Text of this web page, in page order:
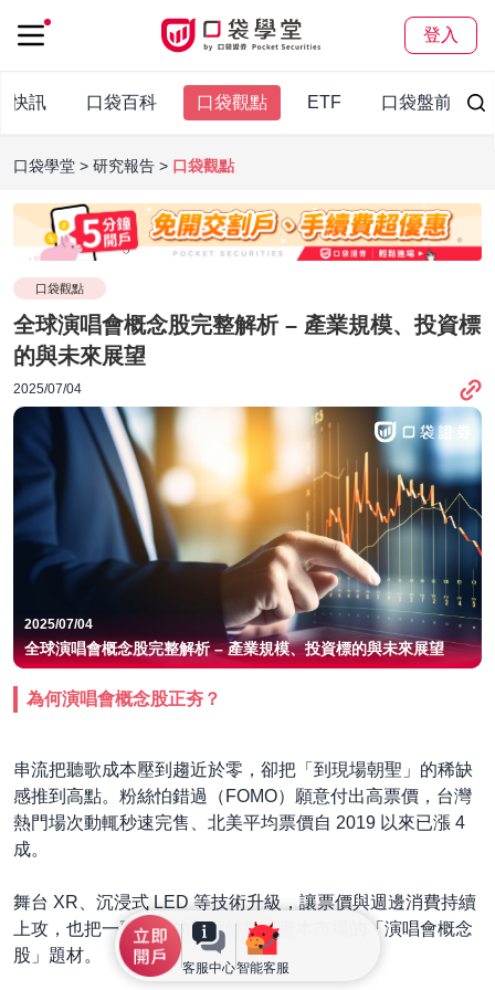
登入
客服中心智能客服
快訊 口袋百科 口袋觀點 ETF 口袋盤前報
口袋學堂 研究報告 口袋觀點
口袋觀點
全球演唱會概念股完整解析 – 產業規模、投資標
的與未來展望
2025/07/04
2025/07/04
全球演唱會概念股完整解析 – 產業規模、投資標的與未來展望
為何演唱會概念股正夯？
串流把聽歌成本壓到趨近於零，卻把「到現場朝聖」的稀缺
感推到高點。粉絲怕錯過（FOMO）願意付出高票價，台灣
熱門場次動輒秒速完售、北美平均票價自 2019 以來已漲 4
成。
舞台 XR、沉浸式 LED 等技術升級，讓票價與週邊消費持續
上攻，也把一票難求的熱度轉換成資本市場的「演唱會概念
股」題材。